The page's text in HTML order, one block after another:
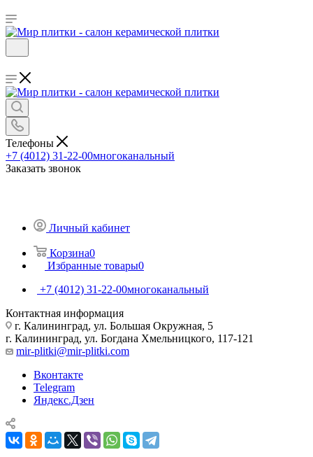
Телефоны
+7 (4012) 31-22-00многоканальный
Заказать звонок
Личный кабинет
Корзина0
Избранные товары0
+7 (4012) 31-22-00многоканальный
Контактная информация
г. Калининград, ул. Большая Окружная, 5
г. Калининград, ул. Богдана Хмельницкого, 117-121
mir-plitki@mir-plitki.com
Вконтакте
Telegram
Яндекс.Дзен